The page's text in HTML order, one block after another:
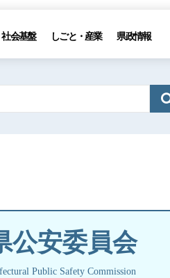
社会基盤 しごと・産業 県政情報
公安委員会
Public Safety Commission